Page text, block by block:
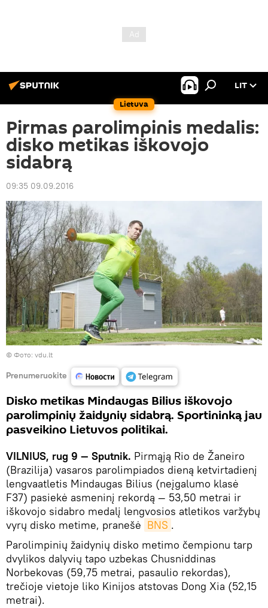
Lietuva
LIT
Pirmas parolimpinis medalis:
disko metikas iškovojo
sidabrą
09:35 09.09.2016
© Фото: vdu.lt
Prenumeruokite
Disko metikas Mindaugas Bilius iškovojo
parolimpinių žaidynių sidabrą. Sportininką jau
pasveikino Lietuvos politikai.
VILNIUS, rug 9 — Sputnik. Pirmąją Rio de Žaneiro
(Brazilija) vasaros parolimpiados dieną ketvirtadienį
lengvaatletis Mindaugas Bilius (neįgalumo klasė
F37) pasiekė asmeninį rekordą — 53,50 metrai ir
iškovojo sidabro medalį lengvosios atletikos varžybų
vyrų disko metime, pranešė BNS .
Parolimpinių žaidynių disko metimo čempionu tarp
dvylikos dalyvių tapo uzbekas Chusniddinas
Norbekovas (59,75 metrai, pasaulio rekordas),
trečioje vietoje liko Kinijos atstovas Dong Xia (52,15
metrai).